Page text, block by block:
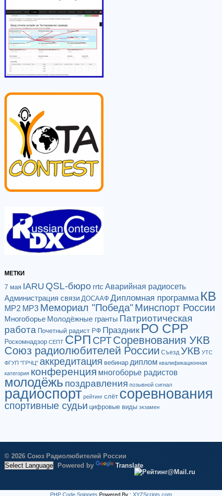
МЕТКИ
7 мая IARU QSL-бюро rrtc Аварийная радиосеть
Администрация связи ДОСААФ Дипломная программа КВ
МР2 МР3 Мемориал "Победа"Минспорт России
Многоборье Молодёжные гранты Патриотическая
работа Почетный радист РФ Праздник РО СРР
Роскомнадзор СЕПТ СРП СРТСоревнования УКВ
Союз радиолюбителей России Съезд УКВ УТС
ФГУП "ГРЧЦ" аккредитация вебинар диплом квалификационная
категория конференция многоборье радистов
молодёжьпоздравления позывной сигнал
радиоспорт рейтинг слёт соревнования
спортивные судьи цифровые виды экзамен
© 2026 Союз Радиолюбителей России
Powered by
Translate
PHP Code Snippets Powered By : XYZScripts.com